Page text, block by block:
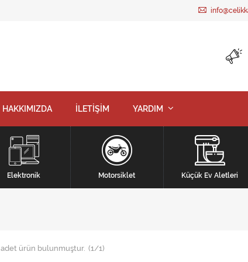
HAKKIMIZDA İLETİŞİM YARDIM
Elektronik Motorsiklet Küçük Ev Aletleri
adet ürün bulunmuştur. (1/1)